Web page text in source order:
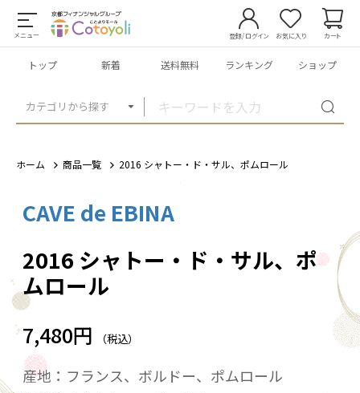
メニュー
カテゴリから探す
登録/ログイン お気に入り カート
トップ 新着 送料無料 ランキング ショップ
ホーム 商品一覧 2016 シャトー・ド・サル、ポムロール
CAVE de EBINA
2016 シャトー・ド・サル、ポ
ムロール
7,480円 （税込）
産地：フランス、ボルドー、ポムロール